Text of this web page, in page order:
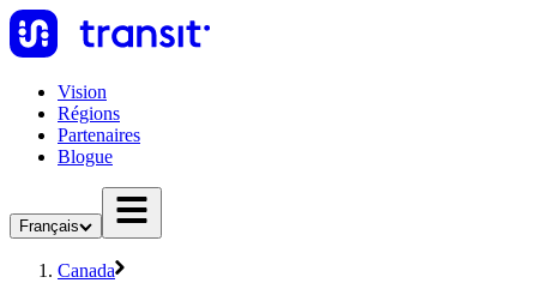
Vision
Régions
Partenaires
Blogue
Français
Canada